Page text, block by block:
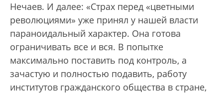
Нечаев. И далее: «Страх перед «цветными
революциями» уже принял у нашей власти
параноидальный характер. Она готова
ограничивать все и вся. В попытке
максимально поставить под контроль, а
зачастую и полностью подавить, работу
институтов гражданского общества в стране,